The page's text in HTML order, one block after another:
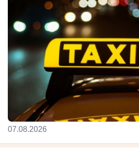
07.08.2026